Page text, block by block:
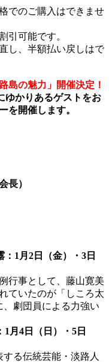
でのご購入はできませ
引可能です。
し、半額払い戻しはで
島の魅力」開催決定！
ゆかりあるゲストをお
を開催します。
）
1月2日（金）・3日
行事として、藤山寛美
ていたのが「しころ太
、劇団員による力強い
月4日（日）・5日
る伝統芸能・淡路人